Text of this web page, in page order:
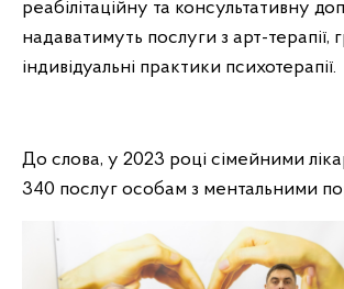
реабілітаційну та консультативну
надаватимуть послуги з арт-терапії,
індивідуальні практики психотерапії.
До слова, у 2023 році сімейними
340 послуг особам з ментальними